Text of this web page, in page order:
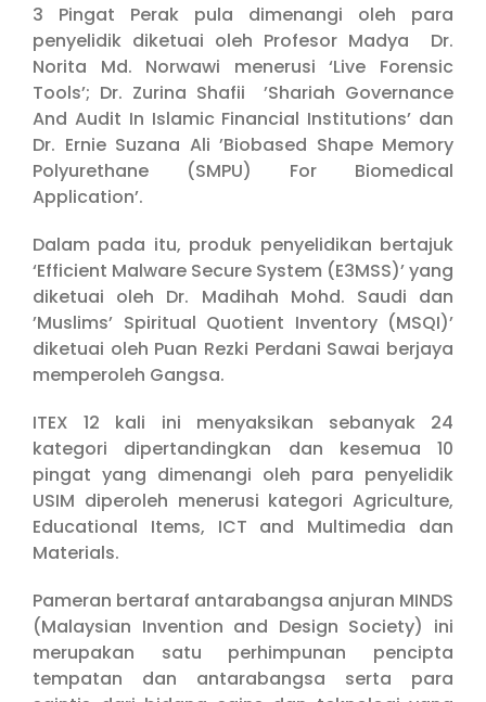
3 Pingat Perak pula dimenangi oleh para
penyelidik diketuai oleh Profesor Madya Dr.
Norita Md. Norwawi menerusi ‘Live Forensic
Tools’; Dr. Zurina Shafii ’Shariah Governance
And Audit In Islamic Financial Institutions’ dan
Dr. Ernie Suzana Ali ’Biobased Shape Memory
Polyurethane (SMPU) For Biomedical
Application’.
Dalam pada itu, produk penyelidikan bertajuk
‘Efficient Malware Secure System (E3MSS)’ yang
diketuai oleh Dr. Madihah Mohd. Saudi dan
’Muslims’ Spiritual Quotient Inventory (MSQI)’
diketuai oleh Puan Rezki Perdani Sawai berjaya
memperoleh Gangsa.
ITEX 12 kali ini menyaksikan sebanyak 24
kategori dipertandingkan dan kesemua 10
pingat yang dimenangi oleh para penyelidik
USIM diperoleh menerusi kategori Agriculture,
Educational Items, ICT and Multimedia dan
Materials.
Pameran bertaraf antarabangsa anjuran MINDS
(Malaysian Invention and Design Society) ini
merupakan satu perhimpunan pencipta
tempatan dan antarabangsa serta para